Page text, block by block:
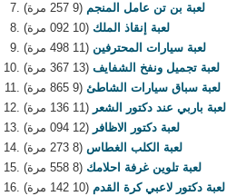
لعبة بن تن عامل المنجم (9 257 مرة)
لعبة إنقاذ الملك (10 092 مرة)
لعبة سيارات المحترفين (11 498 مرة)
لعبة تجميل ونفخ الشفايف (13 367 مرة)
لعبة سباق سيارات الشاطئ (9 865 مرة)
لعبة باربي عند دكتور الشعر (11 136 مرة)
لعبة دكتور الاظافر (12 094 مرة)
لعبة الكلب الغطاس (8 273 مرة)
لعبة تلوين غرفة احلامك (8 558 مرة)
لعبة دكتور لاعبي كرة القدم (10 142 مرة)